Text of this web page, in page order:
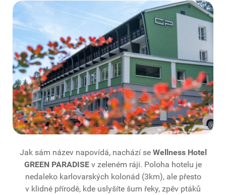
Jak sám název napovídá, nachází se Wellness Hotel
GREEN PARADISE v zeleném ráji. Poloha hotelu je
nedaleko karlovarských kolonád (3km), ale přesto
v klidné přírodě, kde uslyšíte šum řeky, zpěv ptáků